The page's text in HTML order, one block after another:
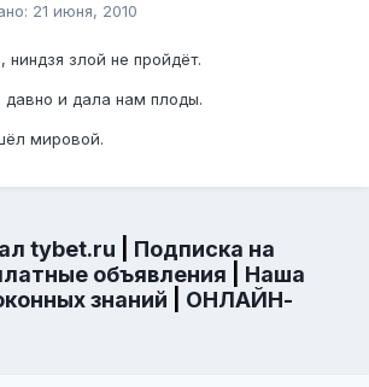
21 июня, 2010
злой не пройдёт.
и дала нам плоды.
мировой.
tybet.ru
Подписка на
объявления
Наша
знаний
ОНЛАЙН-